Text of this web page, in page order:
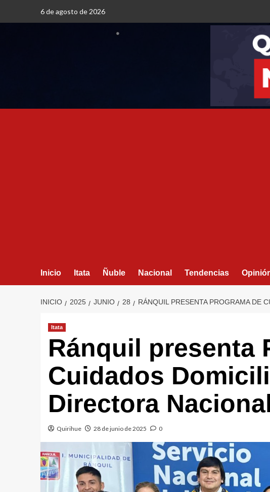
6 de agosto de 2026
Inicio Itata Ñuble Nacional Tendencias
INICIO 2025 JUNIO 28 RÁNQUIL PRESENTA PROGRAMA DE
Itata
Ránquil presenta
Cuidados
Directora
Quirihue 28 de junio de 2025 0